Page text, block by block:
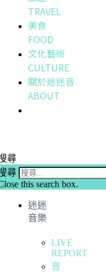
TRAVEL
美食
FOOD
文化藝術
CULTURE
關於迷迷音
ABOUT
尋
尋
this search box.
迷迷
音樂
LIVE
REPORT
音